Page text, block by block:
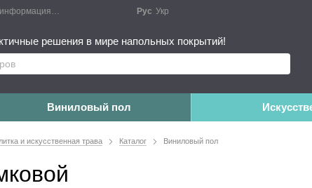
информация Публичный договор
Рус Укр
решения в мире напольных покрытий!
Виниловый пол
и искусственная трава Каталог Виниловый пол